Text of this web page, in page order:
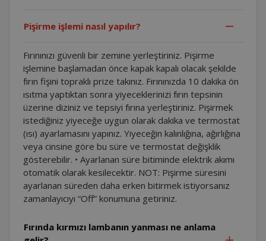
Pişirme işlemi nasıl yapılır?
Fırınınızı güvenli bir zemine yerleştiriniz. Pişirme
işlemine başlamadan önce kapak kapalı olacak şekilde
fırın fişini topraklı prize takınız. Fırınınızda 10 dakika ön
ısıtma yaptıktan sonra yiyeceklerinizi fırın tepsinin
üzerine diziniz ve tepsiyi fırına yerleştiriniz. Pişirmek
istediğiniz yiyeceğe uygun olarak dakika ve termostat
(ısı) ayarlamasını yapınız. Yiyeceğin kalınlığına, ağırlığına
veya cinsine göre bu süre ve termostat değişklik
gösterebilir. • Ayarlanan süre bitiminde elektrik akımı
otomatik olarak kesilecektir. NOT: Pişirme süresini
ayarlanan süreden daha erken bitirmek istiyorsanız
zamanlayıcıyı “Off” konumuna getiriniz.
Fırında kırmızı lambanın yanması ne anlama